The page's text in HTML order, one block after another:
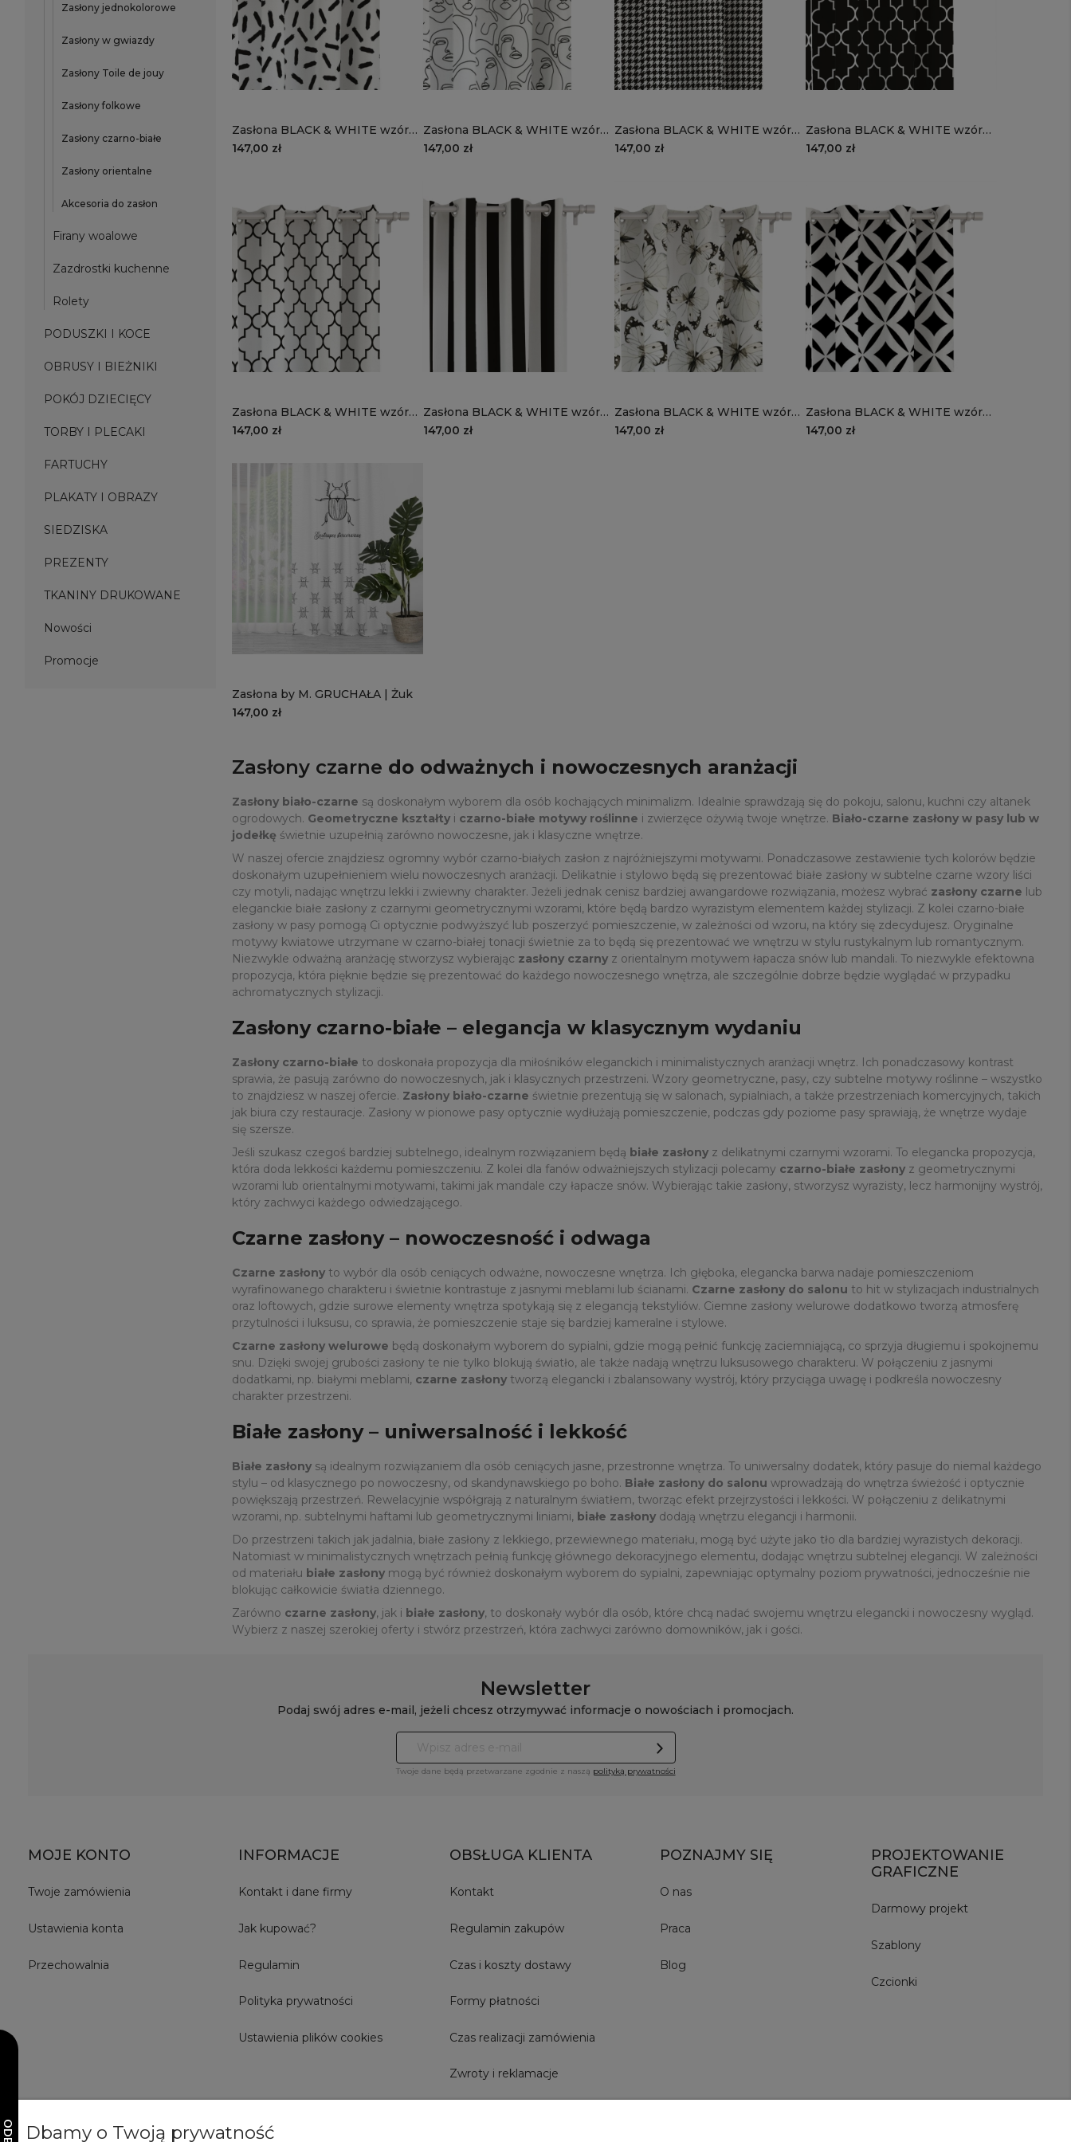
Zasłony jednokolorowe
Zasłony w gwiazdy
Zasłony Toile de jouy
Zasłony folkowe
Zasłony czarno-białe
Zasłony orientalne
Akcesoria do zasłon
Firany woalowe
Zazdrostki kuchenne
Rolety
PODUSZKI I KOCE
OBRUSY I BIEŻNIKI
POKÓJ DZIECIĘCY
TORBY I PLECAKI
FARTUCHY
PLAKATY I OBRAZY
SIEDZISKA
PREZENTY
TKANINY DRUKOWANE
Nowości
Promocje
Zasłona BLACK & WHITE wzór
CB26 | konfetti
147,00 zł
Zasłona BLACK & WHITE wzór
CB25 | twarze
147,00 zł
Zasłona BLACK & WHITE wzór
CB20 | pepitka
147,00 zł
Zasłona BLACK & WHITE wzór
CB18 | marokański wzór czarny
147,00 zł
Zasłona BLACK & WHITE wzór
CB17 | marokański wzór biały
147,00 zł
Zasłona BLACK & WHITE wzór
CB16 | pionowe pasy
147,00 zł
Zasłona BLACK & WHITE wzór
CB15 | piękne białe motyle
147,00 zł
Zasłona BLACK & WHITE wzór
CB10 | geometryczne retro
147,00 zł
Zasłona by M. GRUCHAŁA | Żuk
147,00 zł
Zasłony czarne do odważnych i nowoczesnych aranżacji
Zasłony biało-czarne są doskonałym wyborem dla osób kochających minimalizm. Idealnie sprawdzają się do pokoju, salonu, kuchni czy altanek
ogrodowych. Geometryczne kształty i czarno-białe motywy roślinne i zwierzęce ożywią twoje wnętrze. Biało-czarne zasłony w pasy lub w
jodełkę świetnie uzupełnią zarówno nowoczesne, jak i klasyczne wnętrze.
W naszej ofercie znajdziesz ogromny wybór czarno-białych zasłon z najróżniejszymi motywami. Ponadczasowe zestawienie tych kolorów będzie
doskonałym uzupełnieniem wielu nowoczesnych aranżacji. Delikatnie i stylowo będą się prezentować białe zasłony w subtelne czarne wzory liści
czy motyli, nadając wnętrzu lekki i zwiewny charakter. Jeżeli jednak cenisz bardziej awangardowe rozwiązania, możesz wybrać zasłony czarne lub
eleganckie białe zasłony z czarnymi geometrycznymi wzorami, które będą bardzo wyrazistym elementem każdej stylizacji. Z kolei czarno-białe
zasłony w pasy pomogą Ci optycznie podwyższyć lub poszerzyć pomieszczenie, w zależności od wzoru, na który się zdecydujesz. Oryginalne
motywy kwiatowe utrzymane w czarno-białej tonacji świetnie za to będą się prezentować we wnętrzu w stylu rustykalnym lub romantycznym.
Niezwykle odważną aranżację stworzysz wybierając zasłony czarny z orientalnym motywem łapacza snów lub mandali. To niezwykle efektowna
propozycja, która pięknie będzie się prezentować do każdego nowoczesnego wnętrza, ale szczególnie dobrze będzie wyglądać w przypadku
achromatycznych stylizacji.
Zasłony czarno-białe – elegancja w klasycznym wydaniu
Zasłony czarno-białe to doskonała propozycja dla miłośników eleganckich i minimalistycznych aranżacji wnętrz. Ich ponadczasowy kontrast
sprawia, że pasują zarówno do nowoczesnych, jak i klasycznych przestrzeni. Wzory geometryczne, pasy, czy subtelne motywy roślinne – wszystko
to znajdziesz w naszej ofercie. Zasłony biało-czarne świetnie prezentują się w salonach, sypialniach, a także przestrzeniach komercyjnych, takich
jak biura czy restauracje. Zasłony w pionowe pasy optycznie wydłużają pomieszczenie, podczas gdy poziome pasy sprawiają, że wnętrze wydaje
się szersze.
Jeśli szukasz czegoś bardziej subtelnego, idealnym rozwiązaniem będą białe zasłony z delikatnymi czarnymi wzorami. To elegancka propozycja,
która doda lekkości każdemu pomieszczeniu. Z kolei dla fanów odważniejszych stylizacji polecamy czarno-białe zasłony z geometrycznymi
wzorami lub orientalnymi motywami, takimi jak mandale czy łapacze snów. Wybierając takie zasłony, stworzysz wyrazisty, lecz harmonijny wystrój,
który zachwyci każdego odwiedzającego.
Czarne zasłony – nowoczesność i odwaga
Czarne zasłony to wybór dla osób ceniących odważne, nowoczesne wnętrza. Ich głęboka, elegancka barwa nadaje pomieszczeniom
wyrafinowanego charakteru i świetnie kontrastuje z jasnymi meblami lub ścianami. Czarne zasłony do salonu to hit w stylizacjach industrialnych
oraz loftowych, gdzie surowe elementy wnętrza spotykają się z elegancją tekstyliów. Ciemne zasłony welurowe dodatkowo tworzą atmosferę
przytulności i luksusu, co sprawia, że pomieszczenie staje się bardziej kameralne i stylowe.
Czarne zasłony welurowe będą doskonałym wyborem do sypialni, gdzie mogą pełnić funkcję zaciemniającą, co sprzyja długiemu i spokojnemu
snu. Dzięki swojej grubości zasłony te nie tylko blokują światło, ale także nadają wnętrzu luksusowego charakteru. W połączeniu z jasnymi
dodatkami, np. białymi meblami, czarne zasłony tworzą elegancki i zbalansowany wystrój, który przyciąga uwagę i podkreśla nowoczesny
charakter przestrzeni.
Białe zasłony – uniwersalność i lekkość
Białe zasłony są idealnym rozwiązaniem dla osób ceniących jasne, przestronne wnętrza. To uniwersalny dodatek, który pasuje do niemal każdego
stylu – od klasycznego po nowoczesny, od skandynawskiego po boho. Białe zasłony do salonu wprowadzają do wnętrza świeżość i optycznie
powiększają przestrzeń. Rewelacyjnie współgrają z naturalnym światłem, tworząc efekt przejrzystości i lekkości. W połączeniu z delikatnymi
wzorami, np. subtelnymi haftami lub geometrycznymi liniami, białe zasłony dodają wnętrzu elegancji i harmonii.
Do przestrzeni takich jak jadalnia, białe zasłony z lekkiego, przewiewnego materiału, mogą być użyte jako tło dla bardziej wyrazistych dekoracji.
Natomiast w minimalistycznych wnętrzach pełnią funkcję głównego dekoracyjnego elementu, dodając wnętrzu subtelnej elegancji. W zależności
od materiału białe zasłony mogą być również doskonałym wyborem do sypialni, zapewniając optymalny poziom prywatności, jednocześnie nie
blokując całkowicie światła dziennego.
Zarówno czarne zasłony, jak i białe zasłony, to doskonały wybór dla osób, które chcą nadać swojemu wnętrzu elegancki i nowoczesny wygląd.
Wybierz z naszej szerokiej oferty i stwórz przestrzeń, która zachwyci zarówno domowników, jak i gości.
Newsletter
Podaj swój adres e-mail, jeżeli chcesz otrzymywać informacje o nowościach i promocjach.
Twoje dane będą przetwarzane zgodnie z naszą polityką prywatności
MOJE KONTO
Twoje zamówienia
Ustawienia konta
Przechowalnia
INFORMACJE
Kontakt i dane firmy
Jak kupować?
Regulamin
Polityka prywatności
Ustawienia plików cookies
OBSŁUGA KLIENTA
Kontakt
Regulamin zakupów
Czas i koszty dostawy
Formy płatności
Czas realizacji zamówienia
Zwroty i reklamacje
POZNAJMY SIĘ
O nas
Praca
Blog
PROJEKTOWANIE
GRAFICZNE
Darmowy projekt
Szablony
Czcionki
Dbamy o Twoją prywatność